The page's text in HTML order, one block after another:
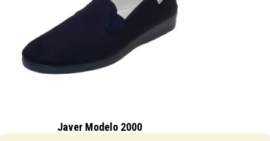
Javer Modelo 2000